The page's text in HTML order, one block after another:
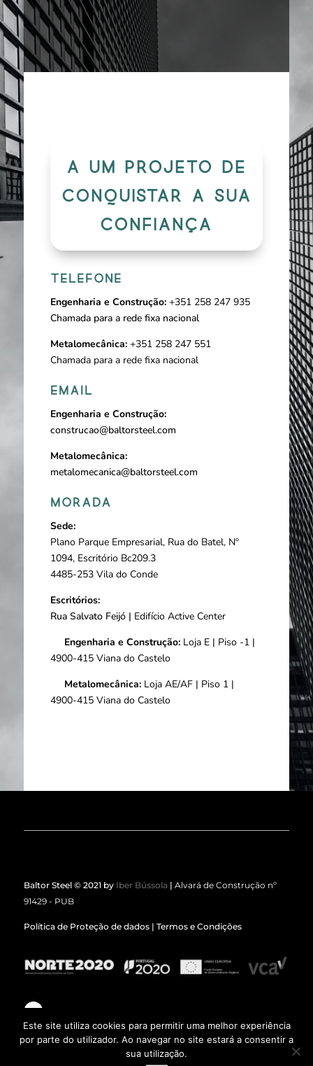
A UM PROJETO DE
CONQUISTAR A SUA
CONFIANÇA
TELEFONE
Engenharia e Construção:+351 258 247 935
Chamada para a rede fixa nacional
Metalomecânica:+351 258 247 551
Chamada para a rede fixa nacional
EMAIL
Engenharia e Construção:
construcao@baltorsteel.com
Metalomecânica:
metalomecanica@baltorsteel.com
MORADA
Sede:
Plano Parque Empresarial, Rua do Batel, Nº
1094, Escritório Bc209.3
4485-253 Vila do Conde
Escritórios:
Rua Salvato Feijó | Edifício Active Center
Engenharia e Construção:Loja E | Piso -1 |
4900-415 Viana do Castelo
Metalomecânica:Loja AE/AF | Piso 1 |
4900-415 Viana do Castelo
Baltor Steel © 2021 by Iber Bússola | Alvará de Construção nº
91429 - PUB
Política de Proteção de dados | Termos e Condições
Este site utiliza cookies para permitir uma melhor experiência
por parte do utilizador. Ao navegar no site estará a consentir a
sua utilização.